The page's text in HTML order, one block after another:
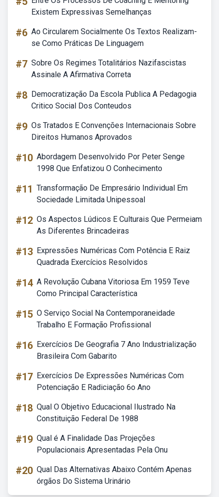
Existem Expressivas Semelhanças
#6 Ao Circularem Socialmente Os Textos Realizam-
se Como Práticas De Linguagem
#7 Sobre Os Regimes Totalitários Nazifascistas
Assinale A Afirmativa Correta
#8 Democratização Da Escola Publica A Pedagogia
Critico Social Dos Conteudos
#9 Os Tratados E Convenções Internacionais Sobre
Direitos Humanos Aprovados
#10 Abordagem Desenvolvido Por Peter Senge
1998 Que Enfatizou O Conhecimento
#11 Transformação De Empresário Individual Em
Sociedade Limitada Unipessoal
#12 Os Aspectos Lúdicos E Culturais Que Permeiam
As Diferentes Brincadeiras
#13 Expressões Numéricas Com Potência E Raiz
Quadrada Exercícios Resolvidos
#14 A Revolução Cubana Vitoriosa Em 1959 Teve
Como Principal Característica
#15 O Serviço Social Na Contemporaneidade
Trabalho E Formação Profissional
#16 Exercícios De Geografia 7 Ano Industrialização
Brasileira Com Gabarito
#17 Exercícios De Expressões Numéricas Com
Potenciação E Radiciação 6o Ano
#18 Qual O Objetivo Educacional Ilustrado Na
Constituição Federal De 1988
#19 Qual é A Finalidade Das Projeções
Populacionais Apresentadas Pela Onu
#20 Qual Das Alternativas Abaixo Contém Apenas
órgãos Do Sistema Urinário